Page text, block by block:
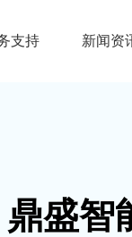
支持 新闻资
盛智